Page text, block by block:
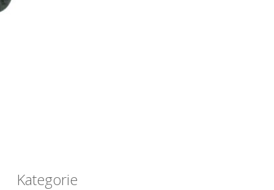
Kategorie